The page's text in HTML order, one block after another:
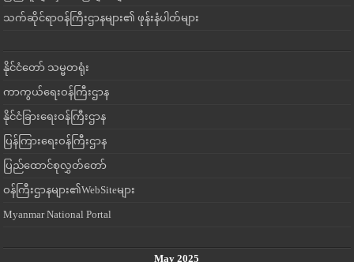
သက်ဆိုင်ရာဝန်ကြီးဌာနများ၏ ဖုန်းနံပါတ်များ
နိုင်ငံတော် သမ္မတရုံး
ကာကွယ်ရေးဝန်ကြီးဌာန
နိုင်ငံခြားရေးဝန်ကြီးဌာန
ပြန်ကြားရေးဝန်ကြီးဌာန
ပြည်ထောင်စုလွှတ်တော်
ဝန်ကြီးဌာနများ၏WebSiteများ
Myanmar National Portal
May 2025